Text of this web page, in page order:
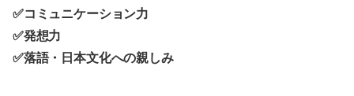
✅コミュニケーション力
✅発想力
✅落語・日本文化への親しみ